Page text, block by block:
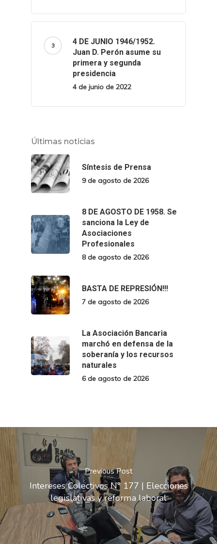
4 DE JUNIO 1946/1952.
Juan D. Perón asume su
primera y segunda
presidencia
4 de junio de 2022
Últimas noticias
Síntesis de Prensa
9 de agosto de 2026
8 DE AGOSTO DE 1958. Se
sanciona la Ley de
Asociaciones
Profesionales
8 de agosto de 2026
BASTA DE REPRESIÓN!!!
7 de agosto de 2026
La Asociación Bancaria
marchó en defensa de la
soberanía y los recursos
naturales
6 de agosto de 2026
Previous Post
Intereses Colectivos N° 177 | Elecciones
legislativas y reforma laboral